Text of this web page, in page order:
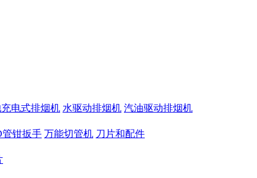
电式排烟机 水驱动排烟机 汽油驱动排烟机
管钳扳手 万能切管机 刀片和配件